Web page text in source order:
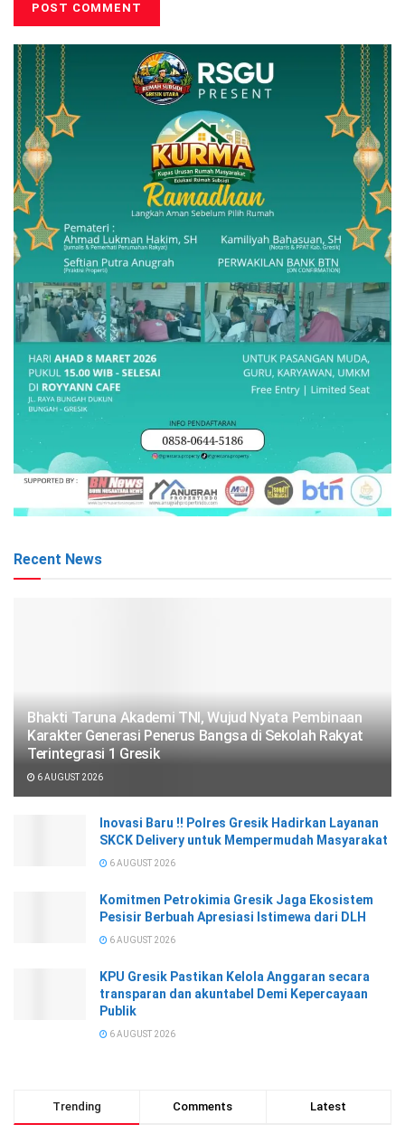
Recent News
Bhakti Taruna Akademi TNI, Wujud Nyata Pembinaan
Karakter Generasi Penerus Bangsa di Sekolah Rakyat
Terintegrasi 1 Gresik
6 AUGUST 2026
Inovasi Baru !! Polres Gresik Hadirkan Layanan
SKCK Delivery untuk Mempermudah Masyarakat
6 AUGUST 2026
Komitmen Petrokimia Gresik Jaga Ekosistem
Pesisir Berbuah Apresiasi Istimewa dari DLH
6 AUGUST 2026
KPU Gresik Pastikan Kelola Anggaran secara
transparan dan akuntabel Demi Kepercayaan
Publik
6 AUGUST 2026
Trending Comments Latest